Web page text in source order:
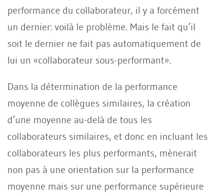
performance du collaborateur, il y a forcément
un dernier: voilà le problème. Mais le fait qu’il
soit le dernier ne fait pas automatiquement de
lui un «collaborateur sous-performant».
Dans la détermination de la performance
moyenne de collègues similaires, la création
d’une moyenne au-delà de tous les
collaborateurs similaires, et donc en incluant les
collaborateurs les plus performants, mènerait
non pas à une orientation sur la performance
moyenne mais sur une performance supérieure